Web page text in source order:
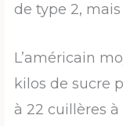
de type 2,
L’américain
kilos de sucre
à 22 cuillères